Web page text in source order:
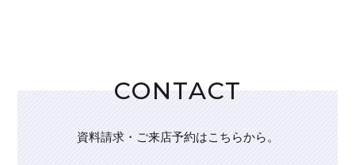
CONTACT
資料請求・ご来店予約はこちらから。